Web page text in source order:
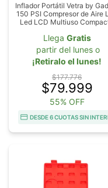
Inflador Portátil Vetra by
150 PSI Compresor de Aire
Led LCD Multiuso
Llega Gratis
partir del lunes o
¡Retiralo el lunes!
$177.776
$79.999
55% OFF
DESDE 6 CUOTAS SIN